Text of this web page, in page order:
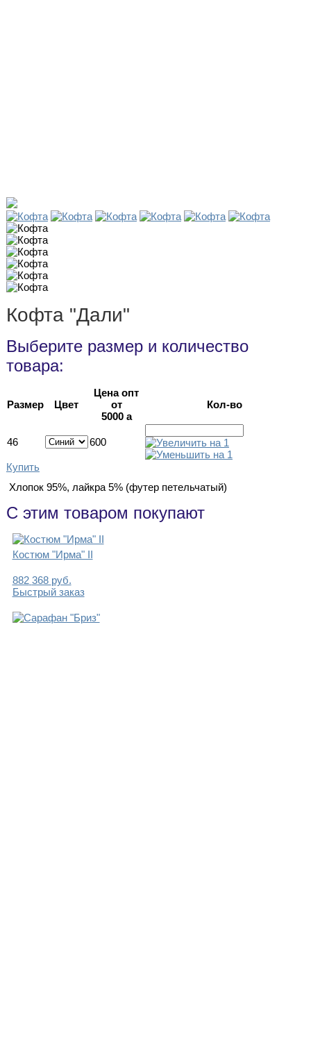
Кофта "Дали"
Выберите размер и количество
товара:
Размер Цвет
Цена опт
от
5000 a
Кол-во
46 600
Купить
Хлопок 95%, лайкра 5% (футер петельчатый)
С этим товаром покупают
Костюм "Ирма" II
882 368 руб.
Быстрый заказ